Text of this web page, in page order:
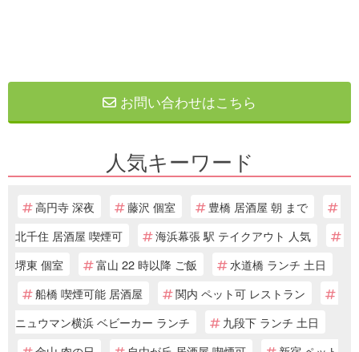
お問い合わせはこちら
人気キーワード
高円寺 深夜 藤沢 個室
豊橋 居酒屋 朝 まで
北千住 居酒屋 喫煙可
海浜幕張 駅 テイクアウト 人気
堺東 個室
富山 22 時以降 ご飯
水道橋 ランチ 土日
船橋 喫煙可能 居酒屋
関内 ペット可 レストラン
ニュウマン横浜 ベビーカー ランチ
九段下 ランチ 土日